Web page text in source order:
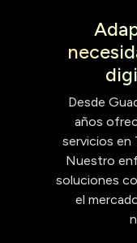
Desde
años
servicios en
Nuestro
soluciones
el